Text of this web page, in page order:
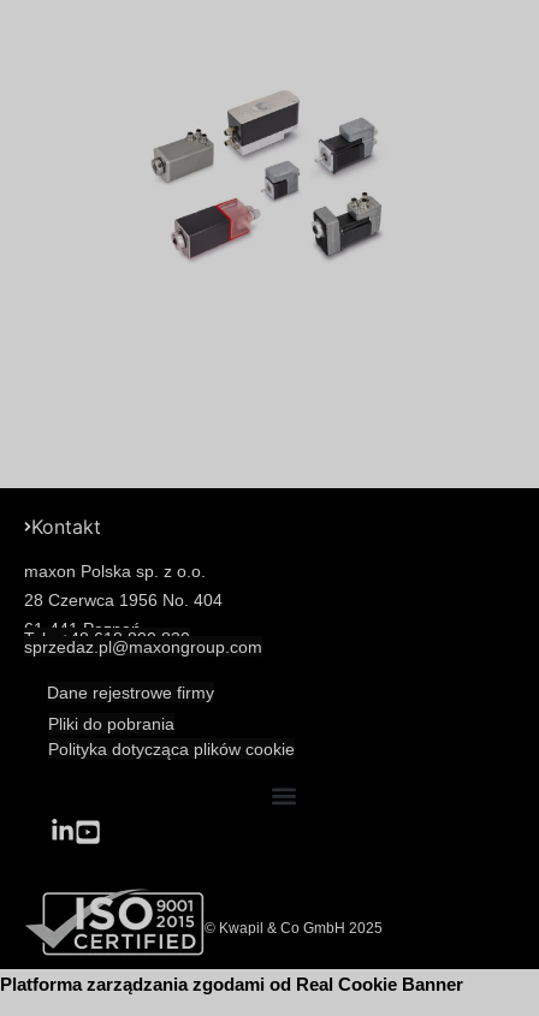
Kontakt
maxon Polska sp. z o.o.
28 Czerwca 1956 No. 404
61-441 Poznań
Tel.: +48 618 800 830
sprzedaz.pl@maxongroup.com
Dane rejestrowe firmy
Pliki do pobrania
Polityka dotycząca plików cookie
© Kwapil & Co GmbH 2025
Platforma zarządzania zgodami od Real Cookie Banner